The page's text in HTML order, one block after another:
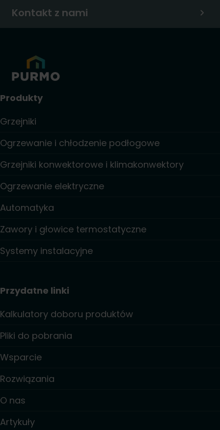
Kontakt z nami
Produkty
Grzejniki
Ogrzewanie i chłodzenie podłogowe
Grzejniki konwektorowe i klimakonwektory
Ogrzewanie elektryczne
Automatyka
Zawory i głowice termostatyczne
Systemy instalacyjne
Przydatne linki
Kalkulatory doboru produktów
Pliki do pobrania
Wsparcie
Rozwiązania
O nas
Artykuły